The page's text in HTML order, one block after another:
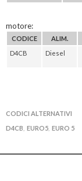
motore:
CODICE ALIM.
D4CB
Diesel
CODICI ALTERNATIVI
D4CB EURO5 EURO 5